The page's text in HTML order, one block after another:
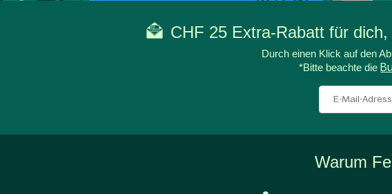
CHF 25 Extra-Rabatt für
Durch einen Klick auf den
*Bitte beachte die
Warum